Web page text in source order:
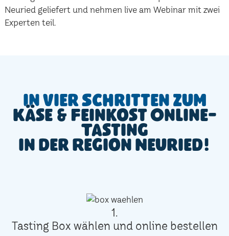
Neuried geliefert und nehmen live am Webinar mit zwei
Experten teil.
In vier Schritten zum
Käse & Feinkost Online-
Tasting
in der Region Neuried!
1.
Tasting Box wählen und online bestellen